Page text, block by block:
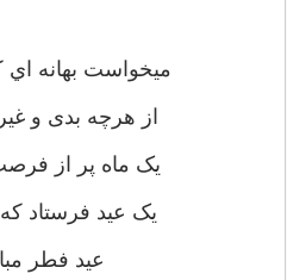
میخواست بهانه اي
از هرچه بدی و
یک ماه پر از
یک عید فرستاد
عید فطر